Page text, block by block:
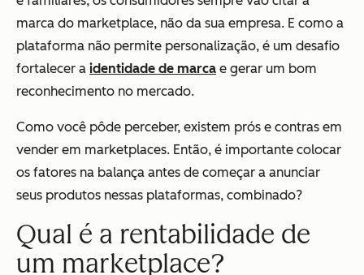
marca do marketplace, não da sua empresa. E como a
plataforma não permite personalização, é um desafio
fortalecer a identidade de marca e gerar um bom
reconhecimento no mercado.
Como você pôde perceber, existem prós e contras em
vender em marketplaces. Então, é importante colocar
os fatores na balança antes de começar a anunciar
seus produtos nessas plataformas, combinado?
Qual é a rentabilidade de
um marketplace?